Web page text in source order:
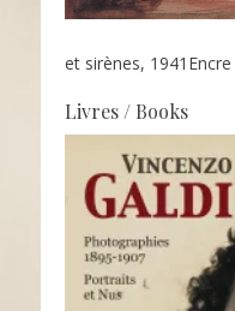
et sirènes, 1941Encre
Livres / Books